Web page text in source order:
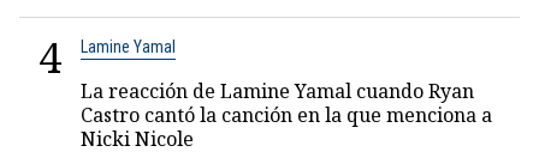
4 Lamine Yamal
La reacción de Lamine Yamal cuando Ryan
Castro cantó la canción en la que menciona a
Nicki Nicole